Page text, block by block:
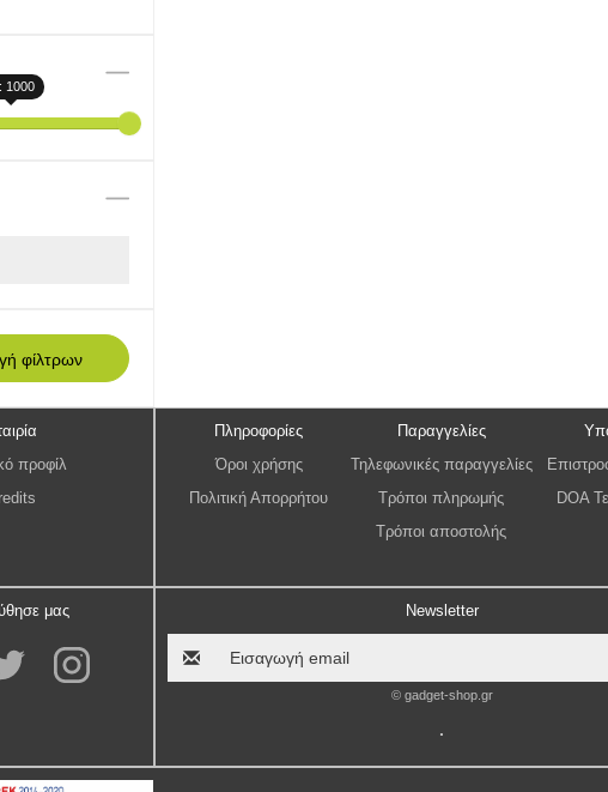
1000
προφίλ
Πληροφορίες
Όροι χρήσης
Πολιτική Απορρήτου
Παραγγελίες
Τηλεφωνικές παραγγελίες
Τρόποι πληρωμής
Τρόποι αποστολής
DOA
μας Newsletter
© gadget-shop.gr
.